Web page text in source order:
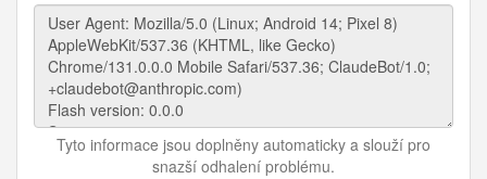
Tyto informace jsou doplněny automaticky a slouží pro
snazší odhalení problému.